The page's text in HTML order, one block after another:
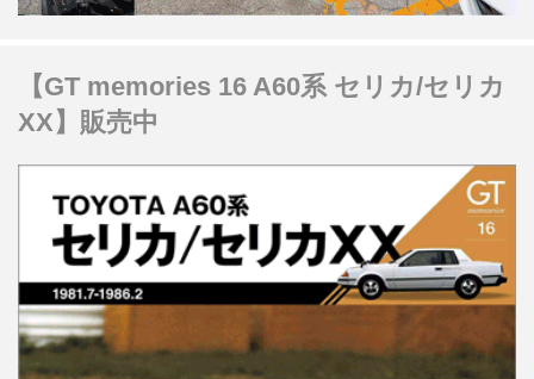
【GT memories 16 A60系 セリカ/セリカ
XX】販売中